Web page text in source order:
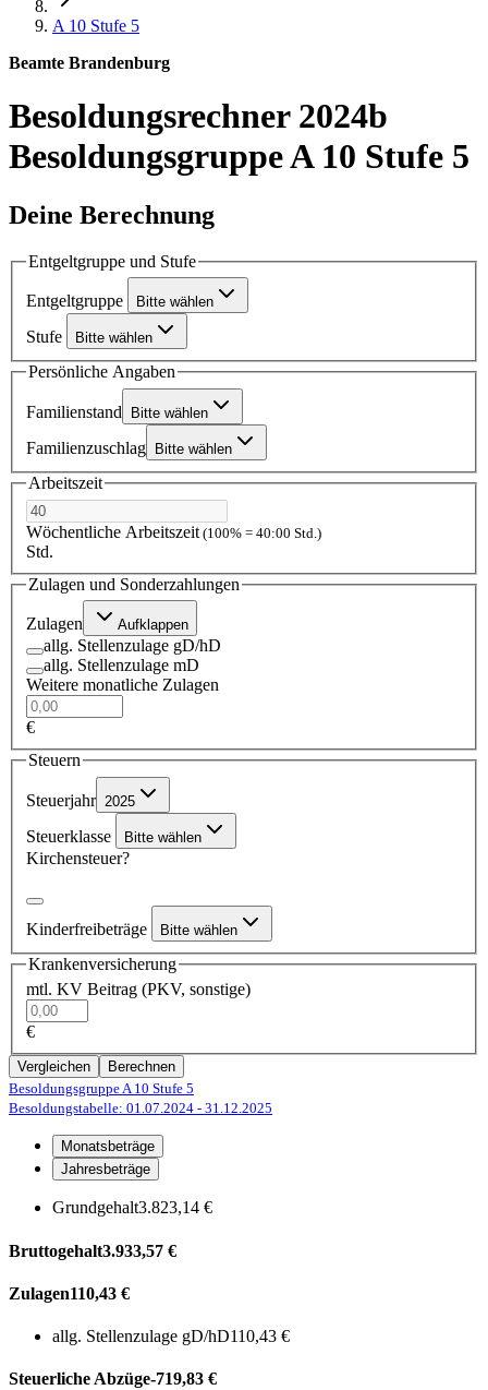
A 10 Stufe 5
Beamte Brandenburg
Besoldungsrechner 2024b
Besoldungsgruppe A 10 Stufe 5
Deine Berechnung
Entgeltgruppe und Stufe
Entgeltgruppe Bitte wählen
Stufe Bitte wählen
Persönliche Angaben
Familienstand Bitte wählen
Familienzuschlag Bitte wählen
Arbeitszeit
Wöchentliche Arbeitszeit (100% = 40:00 Std.)
Std.
Zulagen und Sonderzahlungen
Zulagen Aufklappen
allg. Stellenzulage gD/hD
allg. Stellenzulage mD
Weitere monatliche Zulagen
€
Steuern
Steuerjahr 2025
Steuerklasse Bitte wählen
Kirchensteuer?
Kinderfreibeträge Bitte wählen
Krankenversicherung
mtl. KV Beitrag (PKV, sonstige)
€
Vergleichen
Berechnen
Besoldungsgruppe A 10 Stufe 5
Besoldungstabelle: 01.07.2024 - 31.12.2025
Monatsbeträge
Jahresbeträge
Grundgehalt3.823,14 €
Bruttogehalt3.933,57 €
Zulagen110,43 €
allg. Stellenzulage gD/hD110,43 €
Steuerliche Abzüge-719,83 €